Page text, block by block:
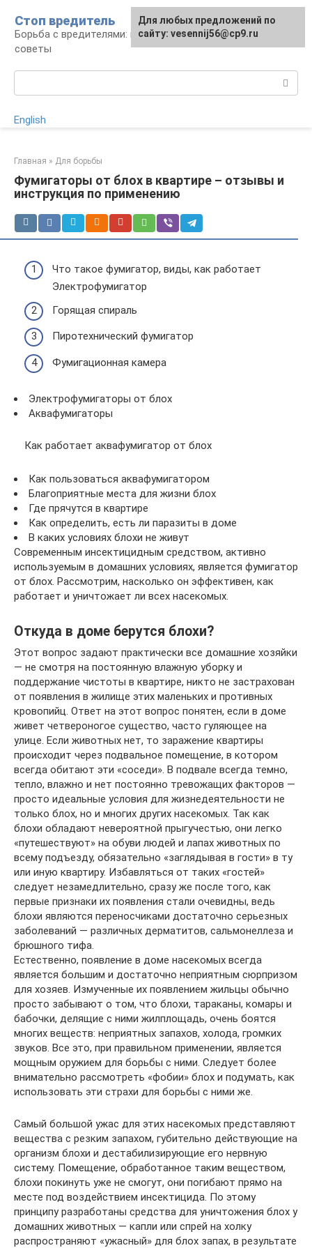
контенту
Стоп вредитель
Борьба с вредителями: правила, средства,
советы
English
Главная » Для борьбы
Фумигаторы от блох в квартире – отзывы и
инструкция по применению
Что такое фумигатор, виды, как работает
Электрофумигатор
Горящая спираль
Пиротехнический фумигатор
Фумигационная камера
Электрофумигаторы от блох
Аквафумигаторы
Как работает аквафумигатор от блох
Как пользоваться аквафумигатором
Благоприятные места для жизни блох
Где прячутся в квартире
Как определить, есть ли паразиты в доме
В каких условиях блохи не живут
Современным инсектицидным средством, активно
используемым в домашних условиях, является фумигатор
от блох. Рассмотрим, насколько он эффективен, как
работает и уничтожает ли всех насекомых.
Откуда в доме берутся блохи?
Этот вопрос задают практически все домашние хозяйки
— не смотря на постоянную влажную уборку и
поддержание чистоты в квартире, никто не застрахован
от появления в жилище этих маленьких и противных
кровопийц. Ответ на этот вопрос понятен, если в доме
живет четвероногое существо, часто гуляющее на
улице. Если животных нет, то заражение квартиры
происходит через подвальное помещение, в котором
всегда обитают эти «соседи». В подвале всегда темно,
тепло, влажно и нет постоянно тревожащих факторов —
просто идеальные условия для жизнедеятельности не
только блох, но и многих других насекомых. Так как
блохи обладают невероятной прыгучестью, они легко
«путешествуют» на обуви людей и лапах животных по
всему подъезду, обязательно «заглядывая в гости» в ту
или иную квартиру. Избавляться от таких «гостей»
следует незамедлительно, сразу же после того, как
первые признаки их появления стали очевидны, ведь
блохи являются переносчиками достаточно серьезных
заболеваний — различных дерматитов, сальмонеллеза и
брюшного тифа.
Естественно, появление в доме насекомых всегда
является большим и достаточно неприятным сюрпризом
для хозяев. Измученные их появлением жильцы обычно
просто забывают о том, что блохи, тараканы, комары и
бабочки, делящие с ними жилплощадь, очень боятся
многих веществ: неприятных запахов, холода, громких
звуков. Все это, при правильном применении, является
мощным оружием для борьбы с ними. Следует более
внимательно рассмотреть «фобии» блох и подумать, как
использовать эти страхи для борьбы с ними же.
Самый большой ужас для этих насекомых представляют
вещества с резким запахом, губительно действующие на
организм блохи и дестабилизирующие его нервную
систему. Помещение, обработанное таким веществом,
блохи покинуть уже не смогут, они погибают прямо на
месте под воздействием инсектицида. По этому
принципу разработаны средства для уничтожения блох у
домашних животных — капли или спрей на холку
распространяют «ужасный» для блох запах, в результате
Для любых предложений по
сайту: vesennij56@cp9.ru